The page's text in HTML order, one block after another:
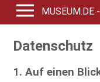
MUSEUM.DE
Datenschutz
1. Auf einen